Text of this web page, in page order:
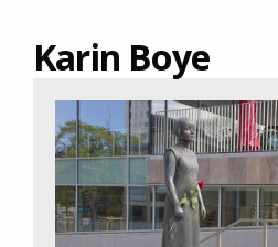
Karin Boye